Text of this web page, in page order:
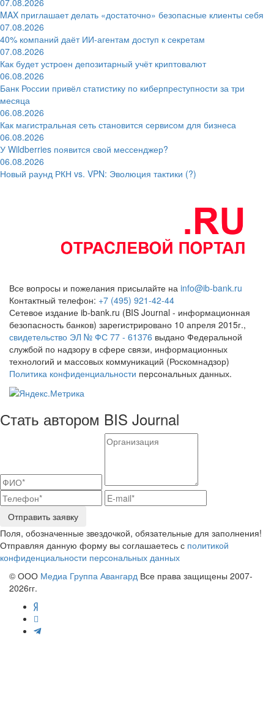
MAX приглашает делать «достаточно» безопасные клиенты себя
07.08.2026
40% компаний даёт ИИ‑агентам доступ к секретам
07.08.2026
Как будет устроен депозитарный учёт криптовалют
06.08.2026
Банк России привёл статистику по киберпреступности за три
месяца
06.08.2026
Как магистральная сеть становится сервисом для бизнеса
06.08.2026
У Wildberries появится свой мессенджер?
06.08.2026
Новый раунд РКН vs. VPN: Эволюция тактики (?)
Все вопросы и пожелания присылайте на info@ib-bank.ru
Контактный телефон: +7 (495) 921-42-44
Сетевое издание ib-bank.ru (BIS Journal - информационная
безопасность банков) зарегистрировано 10 апреля 2015г.,
свидетельство ЭЛ № ФС 77 - 61376 выдано Федеральной
службой по надзору в сфере связи, информационных
технологий и массовых коммуникаций (Роскомнадзор)
Политика конфиденциальности персональных данных.
Стать автором BIS Journal
Отправить заявку
Поля, обозначенные звездочкой, обязательные для заполнения!
Отправляя данную форму вы соглашаетесь с политикой
конфиденциальности персональных данных
© ООО Медиа Группа Авангард Все права защищены 2007-
2026гг.